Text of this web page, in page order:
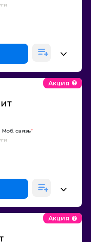
Акция
Моб. связь*
Акция